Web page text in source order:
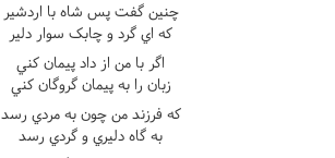
چنين گفت پس شاه با اردشير
که اي گرد و چابک سوار دلير
اگر با من از داد پيمان کني
زبان را به پيمان گروگان کني
که فرزند من چون به مردي رسد
به گاه دليري و گردي رسد